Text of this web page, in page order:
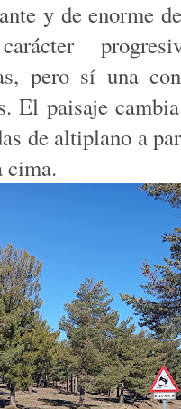
y de enorme
pero sí una
El paisaje
de altiplano a
cima.